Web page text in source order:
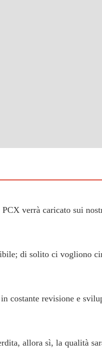
verrà caricato sui
di solito ci vogliono
costante revisione e
allora sì, la qualità